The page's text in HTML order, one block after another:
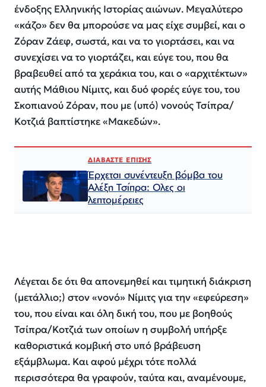
ένδοξης Ελληνικής Ιστορίας αιώνων. Μεγαλύτερο
«κάζο» δεν θα μπορούσε να μας είχε συμβεί, και ο
Ζόραν Ζάεφ, σωστά, και να το γιορτάσει, και να
συνεχίσει να το γιορτάζει, και εύγε του, που θα
βραβευθεί από τα χεράκια του, και ο «αρχιτέκτων»
αυτής Μάθιου Νίμιτς, και δυό φορές εύγε του, του
Σκοπιανού Ζόραν, που με (υπό) νονούς Τσίπρα/
Κοτζιά βαπτίστηκε «Μακεδών».
ΔΙΑΒΑΣΤΕ ΕΠΙΣΗΣ
Έρχεται συνέντευξη βόμβα του
Αλέξη Τσίπρα: Ολες οι
λεπτομέρειες
Λέγεται δε ότι θα απονεμηθεί και τιμητική διάκριση
(μετάλλιο;) στον «νονό» Νίμιτς για την «εφεύρεση»
του, που είναι και όλη δική του, που με βοηθούς
Τσίπρα/Κοτζιά των οποίων η συμβολή υπήρξε
καθοριστικά κομβική στο υπό βράβευση
εξάμβλωμα. Και αφού μέχρι τότε πολλά
περισσότερα θα γραφούν, ταύτα και, αναμένουμε,